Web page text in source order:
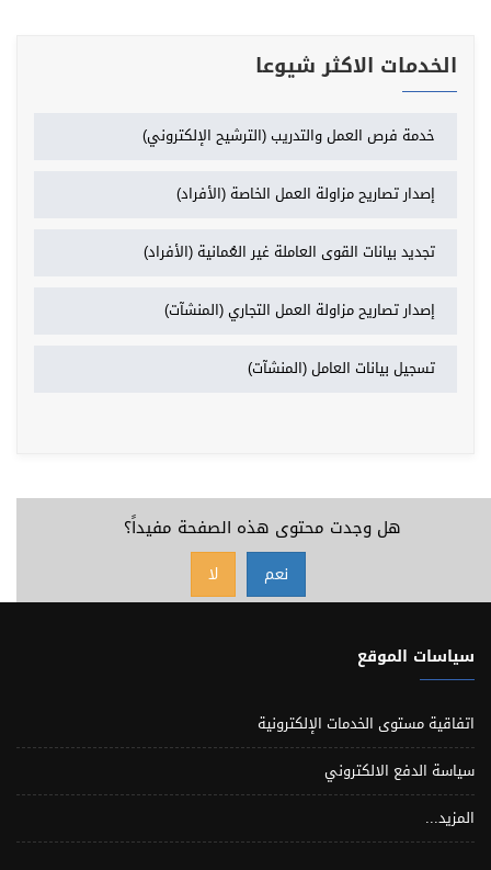
الخدمات الاكثر شيوعا
خدمة فرص العمل والتدريب (الترشيح الإلكتروني)
إصدار تصاريح مزاولة العمل الخاصة (الأفراد)
تجديد بيانات القوى العاملة غير العُمانية (الأفراد)
إصدار تصاريح مزاولة العمل التجاري (المنشآت)
تسجيل بيانات العامل (المنشآت)
هل وجدت محتوى هذه الصفحة مفيداً؟
نعم لا
سياسات الموقع
اتفاقية مستوى الخدمات الإلكترونية
سياسة الدفع الالكتروني
المزيد...